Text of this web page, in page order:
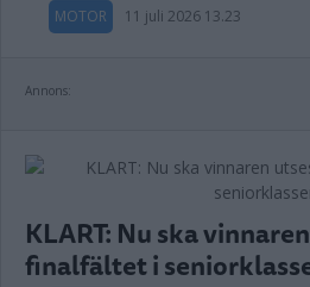
MOTOR 11 juli 2026 13.23
Annons:
KLART: Nu ska
finalfältet i